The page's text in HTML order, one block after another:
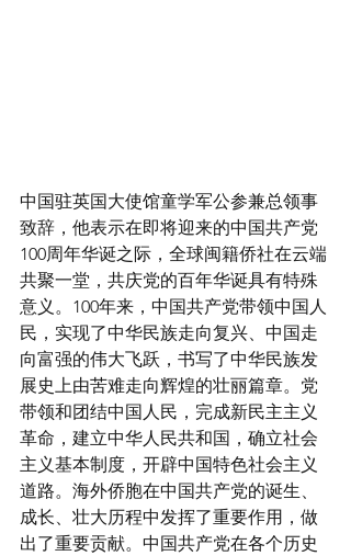
中国驻英国大使馆童学军公参兼总领事
致辞，他表示在即将迎来的中国共产党
100周年华诞之际，全球闽籍侨社在云端
共聚一堂，共庆党的百年华诞具有特殊
意义。100年来，中国共产党带领中国人
民，实现了中华民族走向复兴、中国走
向富强的伟大飞跃，书写了中华民族发
展史上由苦难走向辉煌的壮丽篇章。党
带领和团结中国人民，完成新民主主义
革命，建立中华人民共和国，确立社会
主义基本制度，开辟中国特色社会主义
道路。海外侨胞在中国共产党的诞生、
成长、壮大历程中发挥了重要作用，做
出了重要贡献。中国共产党在各个历史